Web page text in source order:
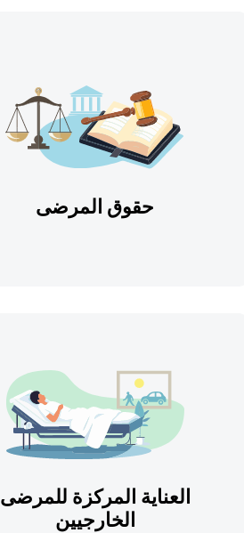
حقوق المرضى
العناية المركزة للمرضى
الخارجيين